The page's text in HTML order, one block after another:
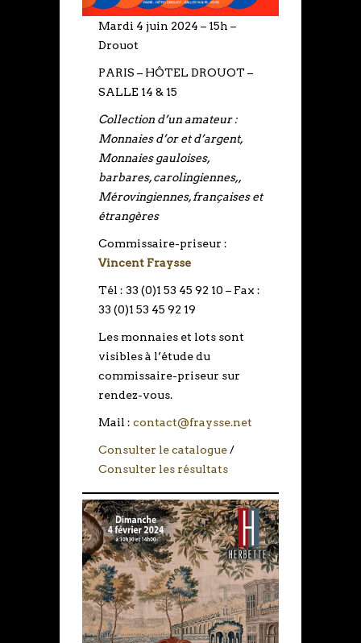
Mardi 4 juin 2024 – 15h –
Drouot
PARIS – HÔTEL DROUOT –
SALLE 14 & 15
Collection d’un amateur :
Monnaies d’or et d’argent,
Monnaies gauloises,
barbares, carolingiennes,,
Mérovingiennes, françaises et
étrangères
Commissaire-priseur :
Vincent Fraysse
Tél : 33 (0)1 53 45 92 10 – Fax :
33 (0)1 53 45 92 19
Les monnaies et lots sont
visibles à l’étude du
commissaire-priseur sur
rendez-vous.
Mail : contact@fraysse.net
Consulter le catalogue/
Consulter les résultats